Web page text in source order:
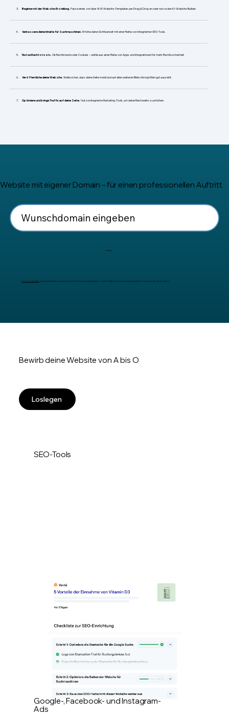
Beginne mit der Website-Erstellung. Passe eines von über 800 Website-Templates per Drag & Drop an oder nutze den KI-Website-Builder.
​Verbessere deine Inhalte für Suchmaschinen. Erhöhe deine Sichtbarkeit mit einer Reihe von integrierten SEO-Tools.
Nutze Rechtstools. Ob Rechtstexte oder Cookies – wähle aus einer Reihe von Apps und Integrationen für mehr Rechtssicherheit.
Veröffentliche deine Website. Stelle sicher, dass deine Seite mobil und auf allen weiteren Bildschirmgrößen gut aussieht.
Optimiere und bringe Traffic auf deine Seite. Nutze integrierte Marketing-Tools, um deine Reichweite zu erhöhen.
Website mit eigener Domain – für einen professionellen Auftritt
Suchen
Domain registrieren leicht gemacht: Beim erstmaligen Kauf eines Premium-Jahrespakets von Wix erhältst du eine neue benutzerdefinierte Domain für ein Jahr kostenlos.
Bewirb deine Website von A bis O
Loslegen
SEO-Tools
Google-, Facebook- und Instagram-
Ads